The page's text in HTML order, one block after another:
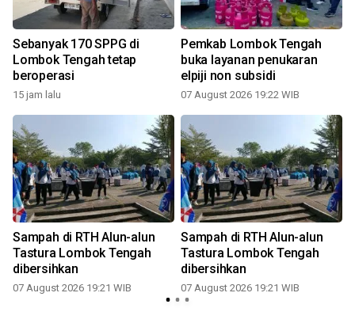
Sebanyak 170 SPPG di
Lombok Tengah tetap
beroperasi
15 jam lalu
Pemkab Lombok Tengah
buka layanan penukaran
elpiji non subsidi
07 August 2026 19:22 WIB
Sampah di RTH Alun-alun
Tastura Lombok Tengah
dibersihkan
07 August 2026 19:21 WIB
Sampah di RTH Alun-alun
Tastura Lombok Tengah
dibersihkan
07 August 2026 19:21 WIB